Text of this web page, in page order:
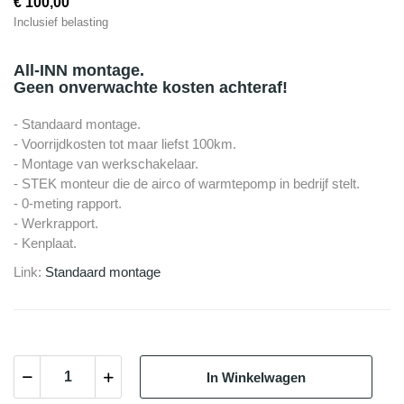
Inclusief belasting
All-INN montage.
Geen onverwachte kosten achteraf!
- Standaard montage.
- Voorrijdkosten tot maar liefst 100km.
- Montage van werkschakelaar.
- STEK monteur die de airco of warmtepomp in bedrijf stelt.
- 0-meting rapport.
- Werkrapport.
- Kenplaat.
Link: Standaard montage
In Winkelwagen